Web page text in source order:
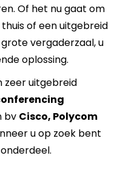
Of het nu gaat om
of een uitgebreid
vergaderzaal, u
oplossing.
zeer uitgebreid
bv Cisco, Polycom
u op zoek bent